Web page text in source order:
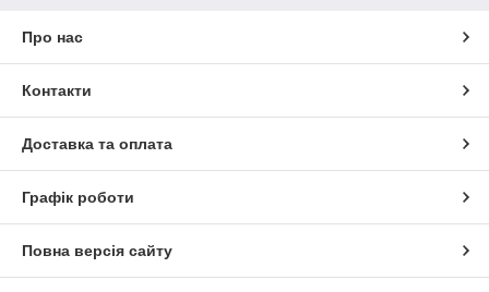
📞 Консультація та підбір — за телефоном.
Про нас
Контакти
Доставка та оплата
Графік роботи
Повна версія сайту